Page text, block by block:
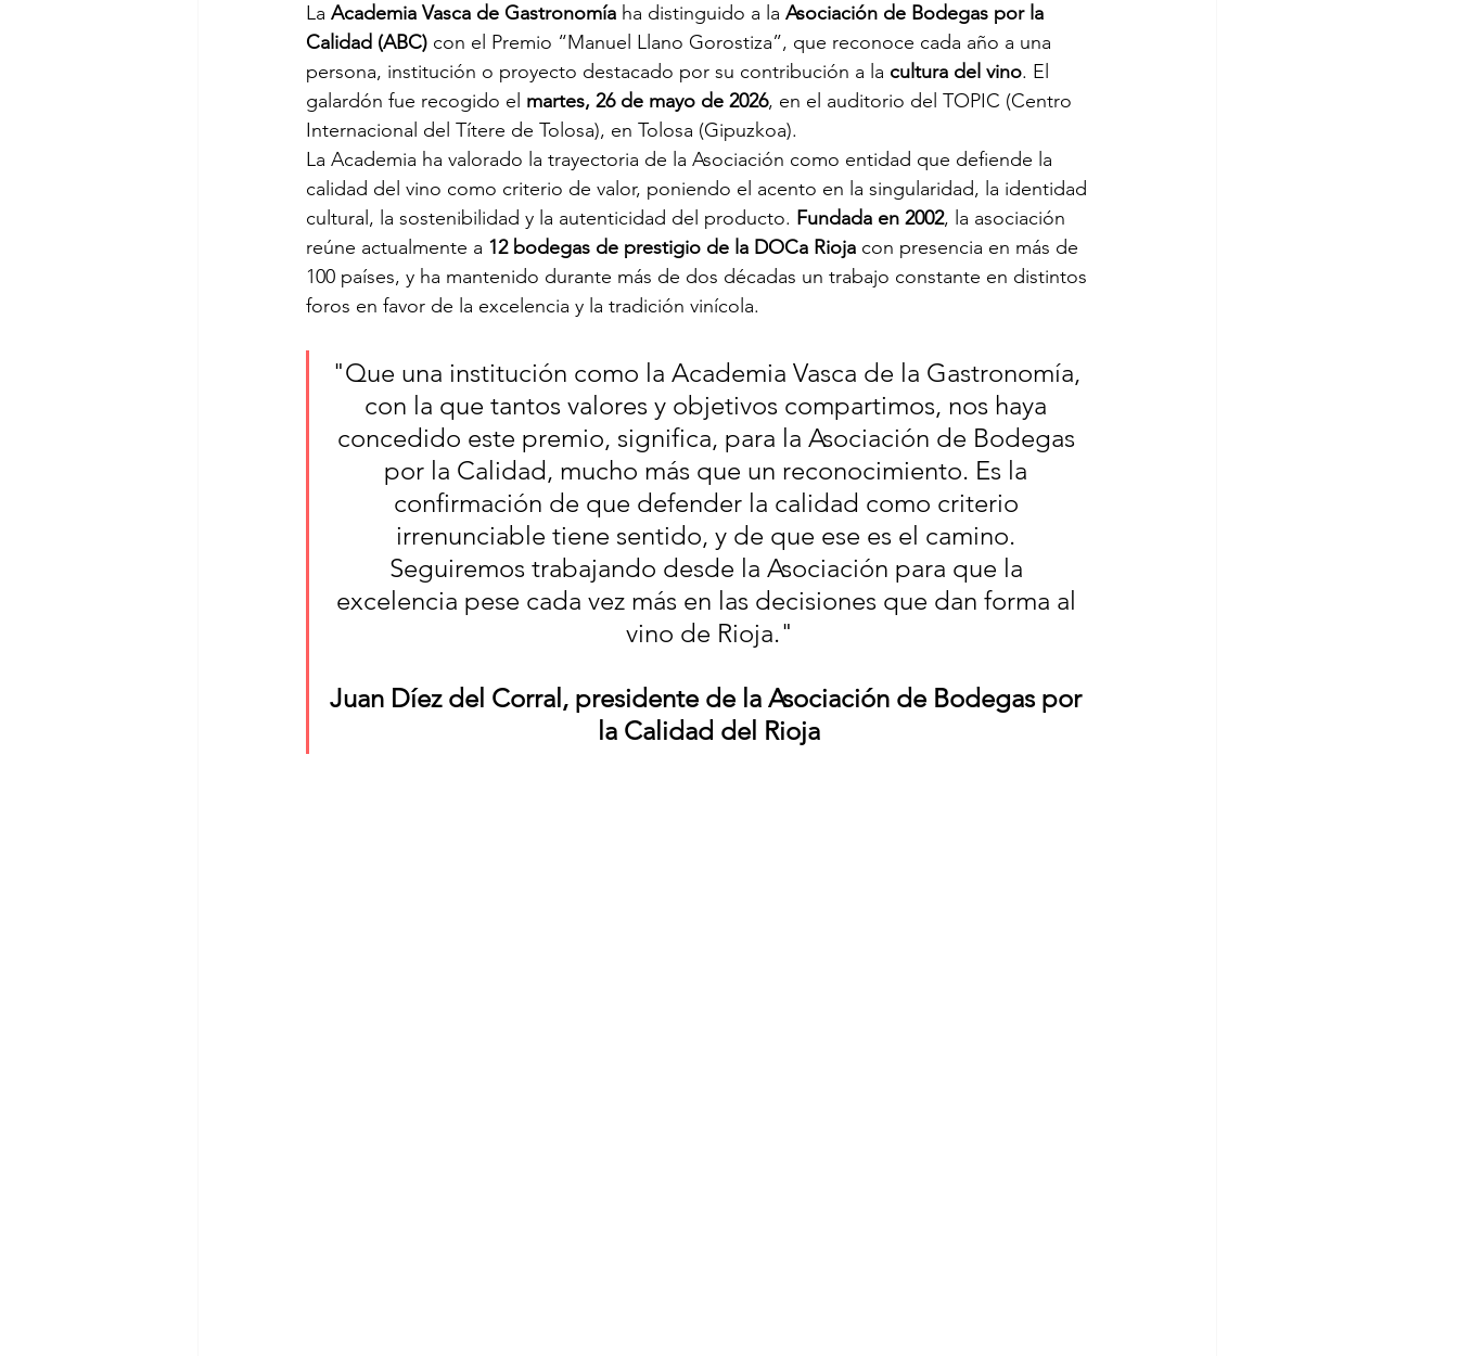
La Academia Vasca de Gastronomía ha distinguido a la Asociación de Bodegas por la
Calidad (ABC) con el Premio “Manuel Llano Gorostiza”, que reconoce cada año a una
persona, institución o proyecto destacado por su contribución a la cultura del vino. El
galardón fue recogido el martes, 26 de mayo de 2026, en el auditorio del TOPIC (Centro
Internacional del Títere de Tolosa), en Tolosa (Gipuzkoa).
La Academia ha valorado la trayectoria de la Asociación como entidad que defiende la
calidad del vino como criterio de valor, poniendo el acento en la singularidad, la identidad
cultural, la sostenibilidad y la autenticidad del producto. Fundada en 2002, la asociación
reúne actualmente a 12 bodegas de prestigio de la DOCa Rioja con presencia en más de
100 países, y ha mantenido durante más de dos décadas un trabajo constante en distintos
foros en favor de la excelencia y la tradición vinícola.
"Que una institución como la Academia Vasca de la Gastronomía,
con la que tantos valores y objetivos compartimos, nos haya
concedido este premio, significa, para la Asociación de Bodegas
por la Calidad, mucho más que un reconocimiento. Es la
confirmación de que defender la calidad como criterio
irrenunciable tiene sentido, y de que ese es el camino.
Seguiremos trabajando desde la Asociación para que la
excelencia pese cada vez más en las decisiones que dan forma al
vino de Rioja."
Juan Díez del Corral, presidente de la Asociación de Bodegas por
la Calidad del Rioja